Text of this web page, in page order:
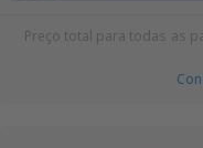
Preço total para todas as